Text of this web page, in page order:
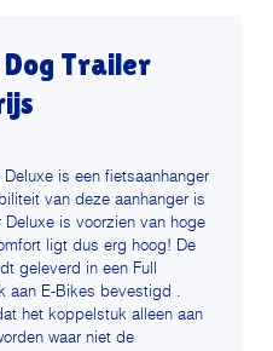
Trailer
Deluxe is een fietsaanhanger
van deze aanhanger is
Deluxe is voorzien van hoge
ligt dus erg hoog! De
geleverd in een Full
aan E-Bikes bevestigd .
het koppelstuk alleen aan
waar niet de